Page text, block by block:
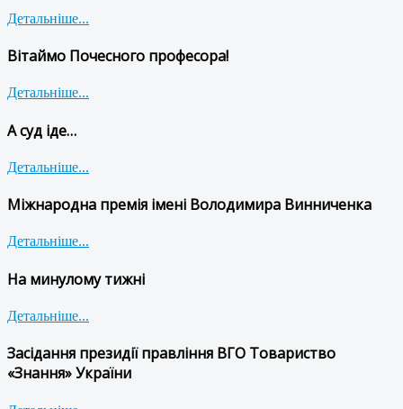
Детальніше...
Вітаймо Почесного професора!
Детальніше...
А суд іде…
Детальніше...
Міжнародна премія імені Володимира Винниченка
Детальніше...
На минулому тижні
Детальніше...
Засідання президії правління ВГО Товариство
«Знання» України